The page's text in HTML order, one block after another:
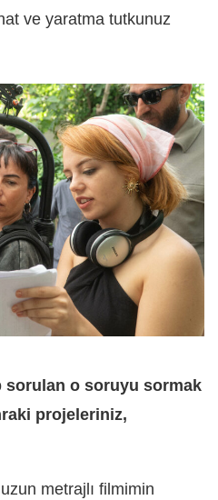
ve yaratma tutkunuz
sorulan o soruyu sormak
projeleriniz,
metrajlı filmimin